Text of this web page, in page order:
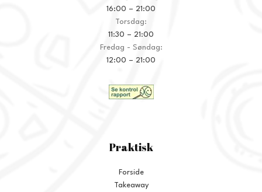
16:00 – 21:00
Torsdag:
11:30 – 21:00
Fredag - Søndag:
12:00 – 21:00
Praktisk
Forside
Takeaway